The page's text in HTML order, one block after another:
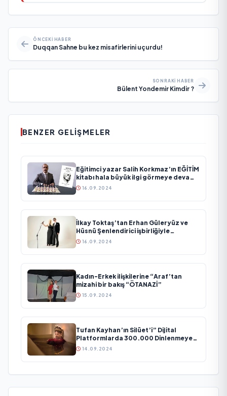
ÖNCEKI HABER
Duqqan Sahne bu kez misafirlerini uçurdu!
SONRAKI HABER
Bülent Yondemir Kimdir ?
BENZER GELIŞMELER
Eğitimci yazar Salih Korkmaz’ın EĞİTİM
kitabı hala büyük ilgi görmeye devam
ediyor
16.09.2024
İlkay Toktaş’tan Erhan Güleryüz ve
Hüsnü Şenlendirici işbirliğiyle
duygusal bir aşk manifestosu: “Deliler
16.09.2024
Kadın-Erkek ilişkilerine “Araf’tan
mizahi bir bakış “ÖTANAZİ”
15.09.2024
Tufan Kayhan’ın Silüet’i” Dijital
Platformlarda 300.000 Dinlenmeye
Ulaştı
14.09.2024